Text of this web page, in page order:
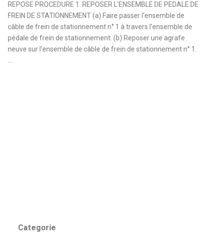
REPOSE PROCEDURE 1. REPOSER L'ENSEMBLE DE PEDALE DE
FREIN DE STATIONNEMENT (a) Faire passer l'ensemble de
câble de frein de stationnement n° 1 à travers l'ensemble de
pédale de frein de stationnement. (b) Reposer une agrafe
neuve sur l'ensemble de câble de frein de stationnement n° 1.
...
Categorie